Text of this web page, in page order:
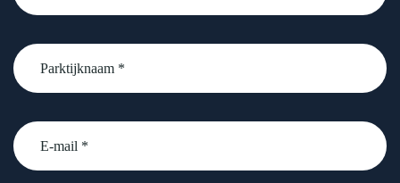
Parktijknaam
*
email